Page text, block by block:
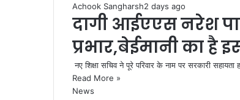
Achook Sangharsh2 days ago
दागी आईएएस नरेश
प्रभार,बेईमानी का है
नए शिक्षा सचिव ने पूरे परिवार के नाम पर सरकारी
Read More »
News